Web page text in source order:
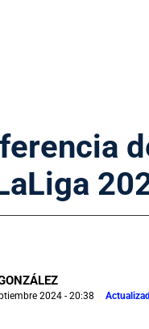
2024 - 20:38